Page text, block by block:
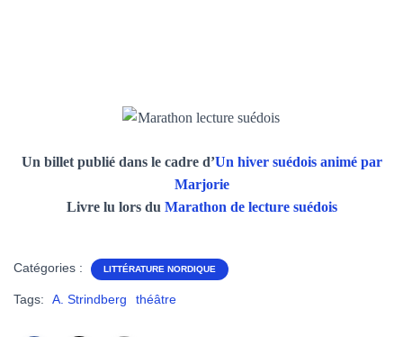
Un billet publié dans le cadre d’Un hiver suédois animé par
Marjorie
Livre lu lors du Marathon de lecture suédois
Catégories : LITTÉRATURE NORDIQUE
Tags: A. Strindberg théâtre